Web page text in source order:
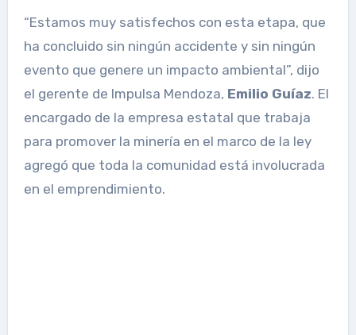
“Estamos muy satisfechos con esta etapa, que
ha concluido sin ningún accidente y sin ningún
evento que genere un impacto ambiental”, dijo
el gerente de Impulsa Mendoza, Emilio Guíaz. El
encargado de la empresa estatal que trabaja
para promover la minería en el marco de la ley
agregó que toda la comunidad está involucrada
en el emprendimiento.